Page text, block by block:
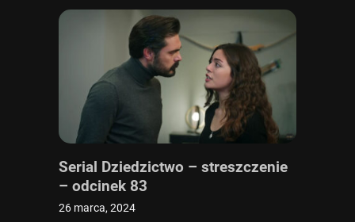
Serial Dziedzictwo – streszczenie
– odcinek 83
26 marca, 2024